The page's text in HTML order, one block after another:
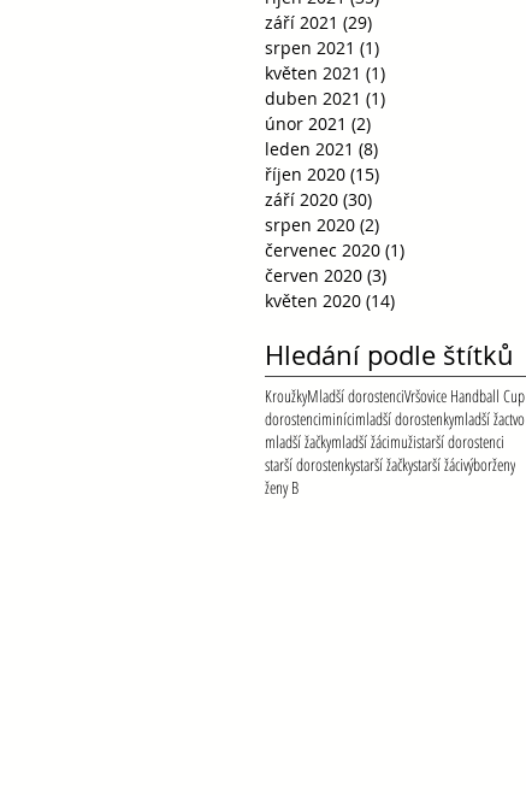
září 2021 (29)
srpen 2021 (1)
květen 2021 (1)
duben 2021 (1)
únor 2021 (2)
leden 2021 (8)
říjen 2020 (15)
září 2020 (30)
srpen 2020 (2)
červenec 2020 (1)
červen 2020 (3)
květen 2020 (14)
Hledání podle štítků
KroužkyMladší dorostenciVršovice Handball Cup
dorostenciminícimladší dorostenkymladší žactvo
mladší žačkymladší žácimužistarší dorostenci
starší dorostenkystarší žačkystarší žácivýborženy
ženy B